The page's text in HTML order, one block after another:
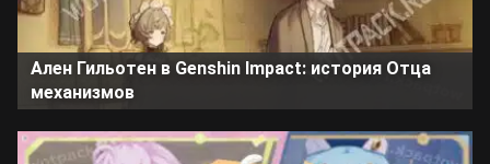
Ален Гильотен в Genshin Impact: история Отца
механизмов